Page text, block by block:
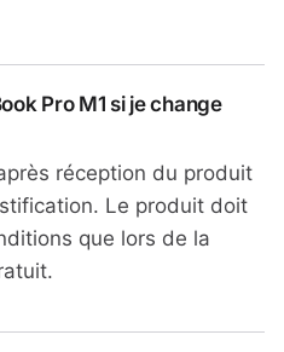
Pro M1 si je change
réception du produit
Le produit doit
que lors de la